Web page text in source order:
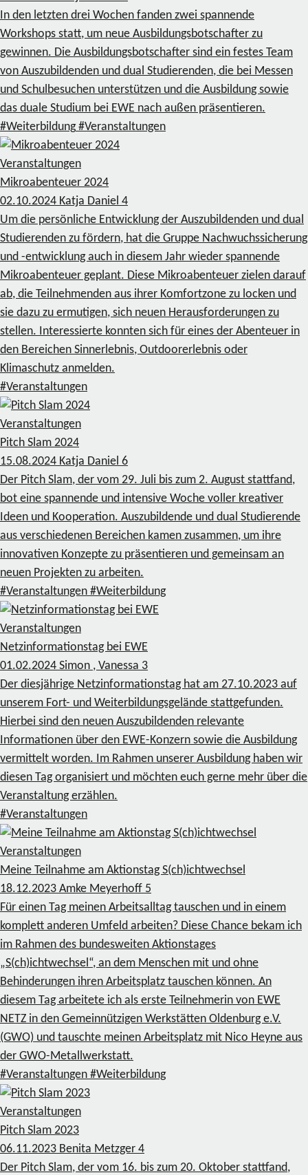
In den letzten drei Wochen fanden zwei spannende
Workshops statt, um neue Ausbildungsbotschafter zu
gewinnen. Die Ausbildungsbotschafter sind ein festes Team
von Auszubildenden und dual Studierenden, die bei Messen
und Schulbesuchen unterstützen und die Ausbildung sowie
das duale Studium bei EWE nach außen präsentieren.
#Weiterbildung #Veranstaltungen
Veranstaltungen
Mikroabenteuer 2024
02.10.2024 Katja Daniel 4
Um die persönliche Entwicklung der Auszubildenden und dual
Studierenden zu fördern, hat die Gruppe Nachwuchssicherung
und -entwicklung auch in diesem Jahr wieder spannende
Mikroabenteuer geplant. Diese Mikroabenteuer zielen darauf
ab, die Teilnehmenden aus ihrer Komfortzone zu locken und
sie dazu zu ermutigen, sich neuen Herausforderungen zu
stellen. Interessierte konnten sich für eines der Abenteuer in
den Bereichen Sinnerlebnis, Outdoorerlebnis oder
Klimaschutz anmelden.
#Veranstaltungen
Veranstaltungen
Pitch Slam 2024
15.08.2024 Katja Daniel 6
Der Pitch Slam, der vom 29. Juli bis zum 2. August stattfand,
bot eine spannende und intensive Woche voller kreativer
Ideen und Kooperation. Auszubildende und dual Studierende
aus verschiedenen Bereichen kamen zusammen, um ihre
innovativen Konzepte zu präsentieren und gemeinsam an
neuen Projekten zu arbeiten.
#Veranstaltungen #Weiterbildung
Veranstaltungen
Netzinformationstag bei EWE
01.02.2024 Simon , Vanessa 3
Der diesjährige Netzinformationstag hat am 27.10.2023 auf
unserem Fort- und Weiterbildungsgelände stattgefunden.
Hierbei sind den neuen Auszubildenden relevante
Informationen über den EWE-Konzern sowie die Ausbildung
vermittelt worden. Im Rahmen unserer Ausbildung haben wir
diesen Tag organisiert und möchten euch gerne mehr über die
Veranstaltung erzählen.
#Veranstaltungen
Veranstaltungen
Meine Teilnahme am Aktionstag S(ch)ichtwechsel
18.12.2023 Amke Meyerhoff 5
Für einen Tag meinen Arbeitsalltag tauschen und in einem
komplett anderen Umfeld arbeiten? Diese Chance bekam ich
im Rahmen des bundesweiten Aktionstages
„S(ch)ichtwechsel“, an dem Menschen mit und ohne
Behinderungen ihren Arbeitsplatz tauschen können. An
diesem Tag arbeitete ich als erste Teilnehmerin von EWE
NETZ in den Gemeinnützigen Werkstätten Oldenburg e.V.
(GWO) und tauschte meinen Arbeitsplatz mit Nico Heyne aus
der GWO-Metallwerkstatt.
#Veranstaltungen #Weiterbildung
Veranstaltungen
Pitch Slam 2023
06.11.2023 Benita Metzger 4
Der Pitch Slam, der vom 16. bis zum 20. Oktober stattfand,